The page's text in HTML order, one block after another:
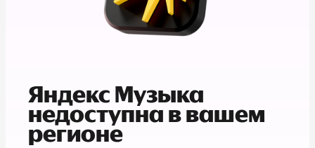
Яндекс Музыка
недоступна в вашем
регионе